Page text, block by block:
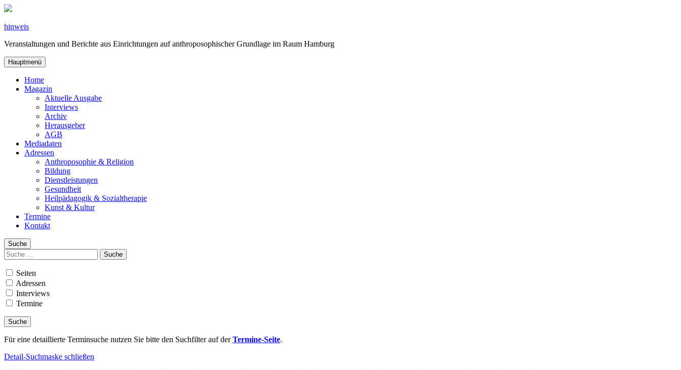
Zum
springen
hinweis
Veranstaltungen und Berichte aus Einrichtungen auf anthroposophischer Grundlage im Raum Hamburg
Hauptmenü
Home
Magazin
Aktuelle Ausgabe
Interviews
Archiv
Herausgeber
AGB
Mediadaten
Adressen
Anthroposophie & Religion
Bildung
Dienstleistungen
Gesundheit
Heilpädagogik & Sozialtherapie
Kunst & Kultur
Termine
Kontakt
Suche
Suchen
nach:
Seiten
Adressen
Interviews
Termine
Für eine detaillierte Terminsuche nutzen Sie bitte den Suchfilter auf derTermine-Seite.
Detail-Suchmaske schließen